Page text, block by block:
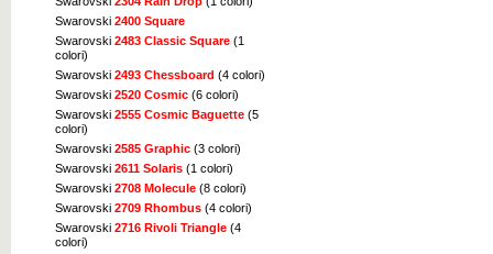
Swarovski 2400 Square
Swarovski 2483 Classic Square (1
colori)
Swarovski 2493 Chessboard (4 colori)
Swarovski 2520 Cosmic (6 colori)
Swarovski 2555 Cosmic Baguette (5
colori)
Swarovski 2585 Graphic (3 colori)
Swarovski 2611 Solaris (1 colori)
Swarovski 2708 Molecule (8 colori)
Swarovski 2709 Rhombus (4 colori)
Swarovski 2716 Rivoli Triangle (4
colori)